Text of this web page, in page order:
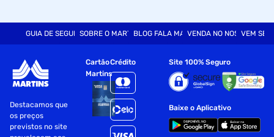
GUIA DE SEGURANÇASOBRE O MARTINSBLOG FALA MARTVENDA NO NOSSO SITE
VEM SER
Destacamos que
os preços
previstos no site
Cartão
Martins
Crédito Site 100% Seguro
Baixe o Aplicativo